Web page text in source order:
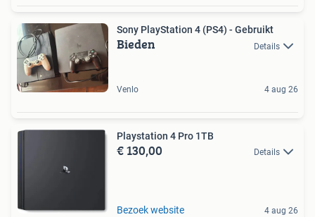
Sony PlayStation 4 (PS4) - Gebruikt
Bieden Details
Venlo 4 aug 26
Playstation 4 Pro 1TB
€ 130,00 Details
Bezoek website 4 aug 26